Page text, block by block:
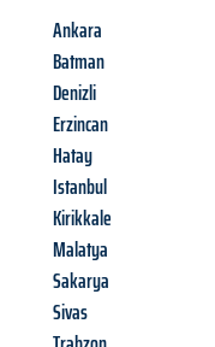
Ankara
Batman
Denizli
Erzincan
Hatay
Istanbul
Kirikkale
Malatya
Sakarya
Sivas